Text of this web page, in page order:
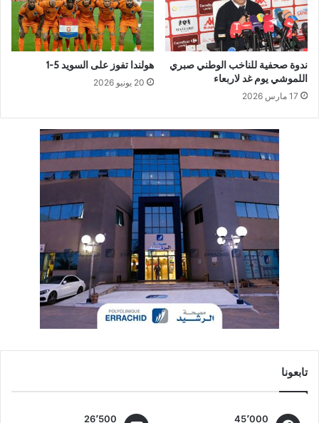
ندوة صحفية للناخب الوطني صبري
اللموشي يوم غد لاربعاء
17 مارس 2026
هولندا تفوز على السويد 5-1
20 يونيو 2026
تابعونا
45٬000 26٬500